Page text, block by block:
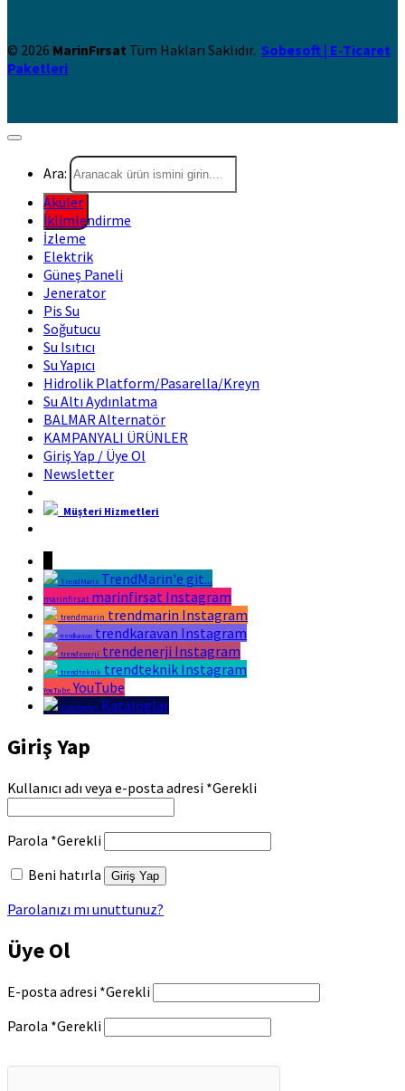
© 2026 MarinFırsat Tüm Hakları Saklıdır. Sobesoft | E-Ticaret
Paketleri
Ara:
Aküler
İklimlendirme
İzleme
Elektrik
Güneş Paneli
Jenerator
Pis Su
Soğutucu
Su Isıtıcı
Su Yapıcı
Hidrolik Platform/Pasarella/Kreyn
Su Altı Aydınlatma
BALMAR Alternatör
KAMPANYALI ÜRÜNLER
Giriş Yap / Üye Ol
Newsletter
Müşteri Hizmetleri
TrendMarin TrendMarin'e git...
marinfirsat marinfirsat Instagram
trendmarin trendmarin Instagram
trendkaravan trendkaravan Instagram
trendenerji trendenerji Instagram
trendteknik trendteknik Instagram
YouTube YouTube
Kataloglar Kataloglar
Giriş Yap
Kullanıcı adı veya e-posta adresi *Gerekli
Parola *Gerekli
Beni hatırla
Giriş Yap
Parolanızı mı unuttunuz?
Üye Ol
E-posta adresi *Gerekli
Parola *Gerekli